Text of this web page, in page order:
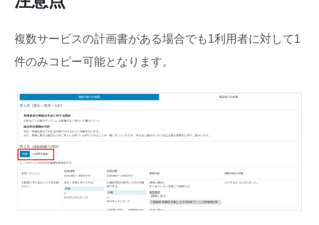
複数サービスの計画書がある場合でも1利用者に対して1
件のみコピー可能となります。